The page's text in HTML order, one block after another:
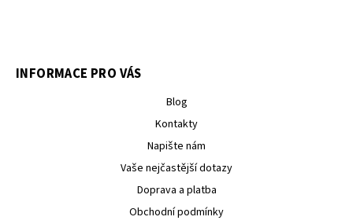
INFORMACE PRO VÁS
Blog
Kontakty
Napište nám
Vaše nejčastější dotazy
Doprava a platba
Obchodní podmínky